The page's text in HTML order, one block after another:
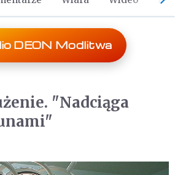
DEON Modlitwa
"Nadciąga